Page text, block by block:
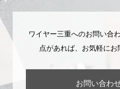
ワイヤー三重へのお問い合
点があれば、お気軽にお
お問い合わ